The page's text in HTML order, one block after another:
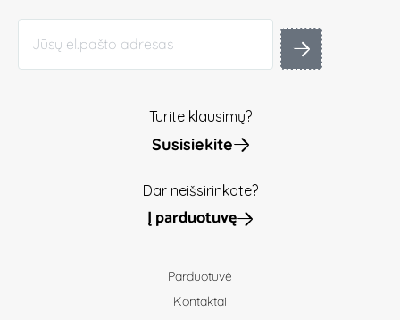
Turite klausimų?
Susisiekite
Dar neišsirinkote?
Į parduotuvę
Parduotuvė
Kontaktai